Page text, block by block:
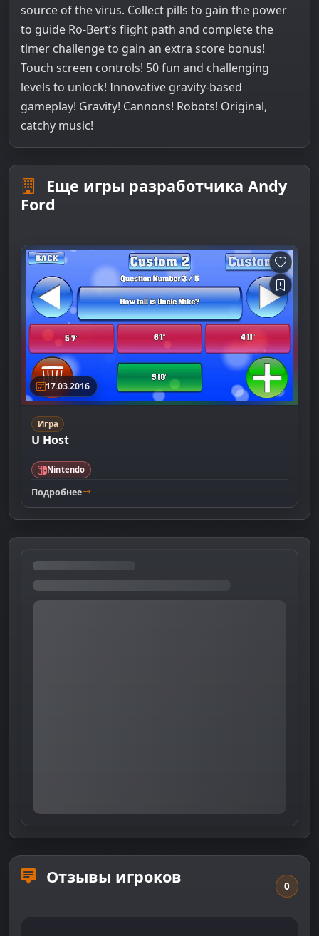
source of the virus. Collect pills to gain the power
to guide Ro-Bert’s flight path and complete the
timer challenge to gain an extra score bonus!
Touch screen controls! 50 fun and challenging
levels to unlock! Innovative gravity-based
gameplay! Gravity! Cannons! Robots! Original,
catchy music!
Еще игры разработчика Andy
Ford
17.03.2016
Игра
U Host
Nintendo
Подробнее
Отзывы игроков 0